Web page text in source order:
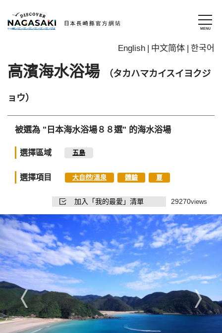
English 中文简体 한국어
高濱海水浴場 （タカハマカイスイヨクジ
ョウ）
被選為 "日本海水浴場８８選" 的海水浴場
選擇區域 五島
選擇項目 大自然/溫泉 體驗 夏
加入「我的最愛」清單 29270views